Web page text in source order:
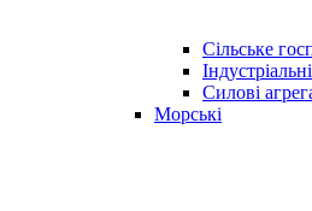
Сільське
Індустріальні
Силові
Морські